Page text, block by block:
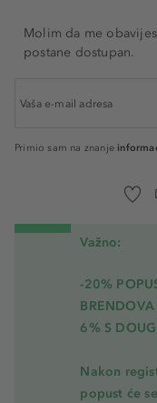
Molim da me
postane dostupan.
Primio sam na znanje
Važno:
-20%
6% S
Nakon
popust će